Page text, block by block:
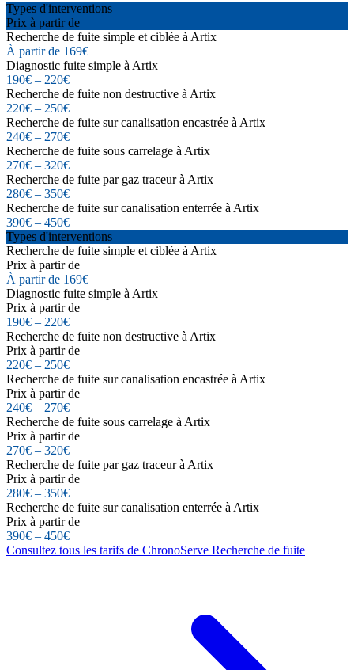
Types d'interventions
Prix à partir de
Recherche de fuite simple et ciblée à Artix
À partir de 169€
Diagnostic fuite simple à Artix
190€ – 220€
Recherche de fuite non destructive à Artix
220€ – 250€
Recherche de fuite sur canalisation encastrée à Artix
240€ – 270€
Recherche de fuite sous carrelage à Artix
270€ – 320€
Recherche de fuite par gaz traceur à Artix
280€ – 350€
Recherche de fuite sur canalisation enterrée à Artix
390€ – 450€
Types d'interventions
Recherche de fuite simple et ciblée à Artix
Prix à partir de
À partir de 169€
Diagnostic fuite simple à Artix
Prix à partir de
190€ – 220€
Recherche de fuite non destructive à Artix
Prix à partir de
220€ – 250€
Recherche de fuite sur canalisation encastrée à Artix
Prix à partir de
240€ – 270€
Recherche de fuite sous carrelage à Artix
Prix à partir de
270€ – 320€
Recherche de fuite par gaz traceur à Artix
Prix à partir de
280€ – 350€
Recherche de fuite sur canalisation enterrée à Artix
Prix à partir de
390€ – 450€
Consultez tous les tarifs de ChronoServe Recherche de fuite